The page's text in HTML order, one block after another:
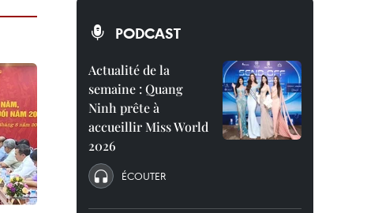
PODCAST
Actualité de la
semaine : Quang
Ninh prête à
accueillir Miss World
2026
ÉCOUTER